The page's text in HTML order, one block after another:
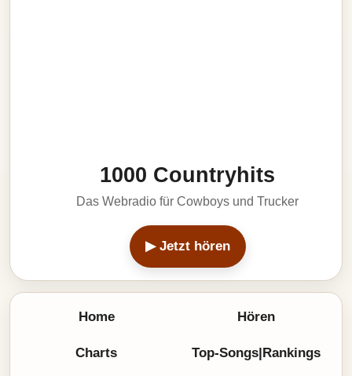
1000 Countryhits
Das Webradio für Cowboys und Trucker
▶ Jetzt hören
Home Hören
Charts Top-Songs|Rankings